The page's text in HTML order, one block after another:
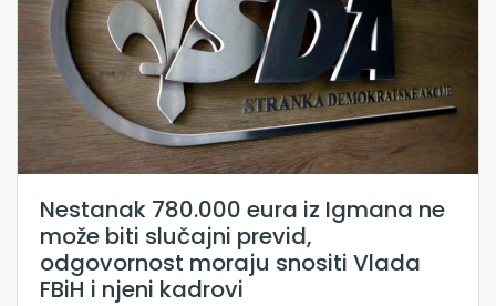
Nestanak 780.000 eura iz Igmana ne
može biti slučajni previd,
odgovornost moraju snositi Vlada
FBiH i njeni kadrovi